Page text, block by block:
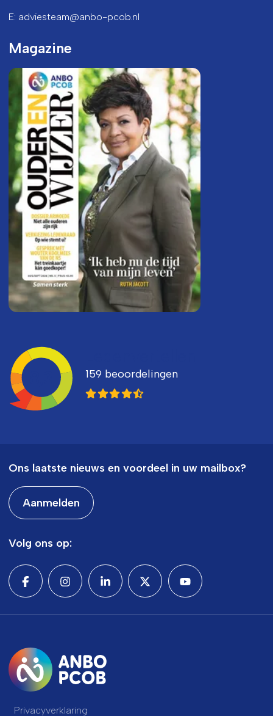
E: adviesteam@anbo-pcob.nl
Magazine
159 beoordelingen
Ons laatste nieuws en voordeel in uw mailbox?
Aanmelden
Volg ons op:
Privacyverklaring